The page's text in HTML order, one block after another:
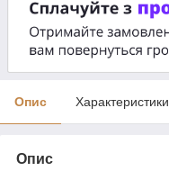
Опис Характеристики
Опис